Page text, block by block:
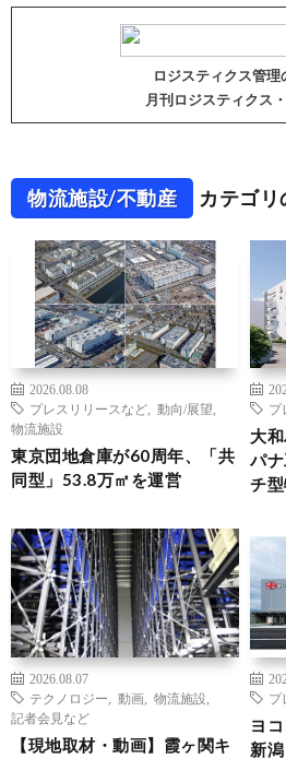
ロジスティクス管理
月刊ロジスティクス
物流施設/不動産 カテゴ
2026.08.08
プレスリリースなど
動向/展望
物流施設
東京団地倉庫が60周年、「共
同型」53.8万㎡を運営
プ
大
パ
チ
2026.08.07
テクノロジー
動画 物流施設
記者会見など
【現地取材・動画】霞ヶ関キ
プ
ヨ
新